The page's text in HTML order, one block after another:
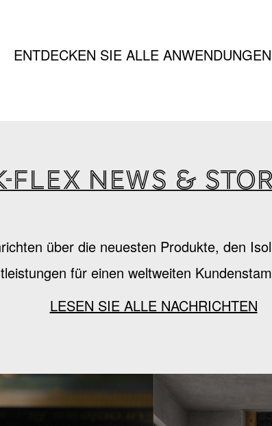
ENTDECKEN SIE ALLE ANWENDUNGEN
Flex news &
über die neuesten Produkte, den
für einen weltweiten
LESEN SIE ALLE NACHRICHTEN